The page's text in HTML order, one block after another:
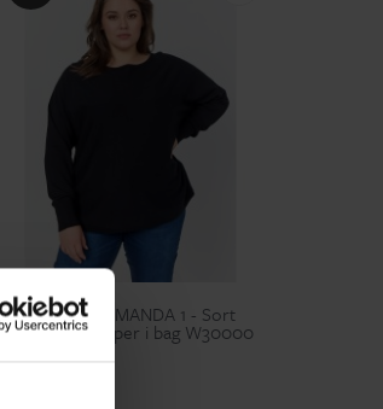
Wasabiconcept
Wasabi WA-SAMANDA 1 - Sort
strik med knapper i bag W30000